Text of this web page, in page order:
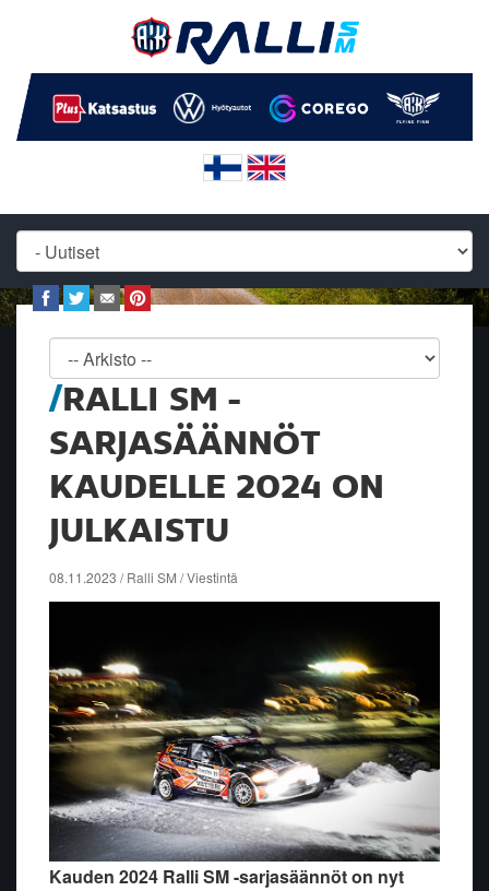
RALLI SM -
SARJASÄÄNNÖT
KAUDELLE 2024 ON
JULKAISTU
08.11.2023 / Ralli SM / Viestintä
Kauden 2024 Ralli SM -sarjasäännöt on nyt